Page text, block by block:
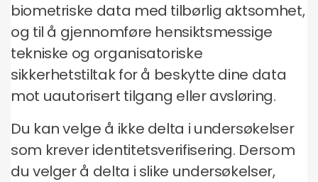
biometriske data med tilbørlig aktsomhet,
og til å gjennomføre hensiktsmessige
tekniske og organisatoriske
sikkerhetstiltak for å beskytte dine data
mot uautorisert tilgang eller avsløring.
Du kan velge å ikke delta i undersøkelser
som krever identitetsverifisering. Dersom
du velger å delta i slike undersøkelser,